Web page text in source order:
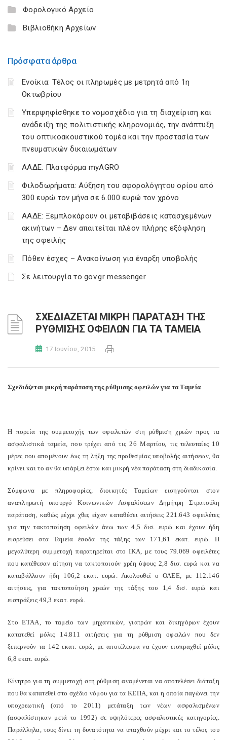
Φορολογικό Αρχείο
Βιβλιοθήκη Αρχείων
Πρόσφατα άρθρα
Ενοίκια: Τέλος οι πληρωμές με μετρητά από 1η
Οκτωβρίου
Υπερψηφίσθηκε το νομοσχέδιο για τη διαχείριση και
ανάδειξη της πολιτιστικής κληρονομιάς, την ανάπτυξη
του οπτικοακουστικού τομέα και την προστασία των
πνευματικών δικαιωμάτων
ΑΑΔΕ: Πλατφόρμα myAGRO
Φιλοδωρήματα: Αύξηση του αφορολόγητου ορίου από
300 ευρώ τον μήνα σε 6.000 ευρώ τον χρόνο
ΑΑΔΕ: Ξεμπλοκάρουν οι μεταβιβάσεις κατασχεμένων
ακινήτων – Δεν απαιτείται πλέον πλήρης εξόφληση
της οφειλής
Πόθεν έσχες – Ανακοίνωση για έναρξη υποβολής
Σε λειτουργία το gov.gr messenger
ΣΧΕΔΙΑΖΕΤΑΙ ΜΙΚΡΗ ΠΑΡΑΤΑΣΗ ΤΗΣ
ΡΥΘΜΙΣΗΣ ΟΦΕΙΛΩΝ ΓΙΑ ΤΑ ΤΑΜΕΙΑ
17 Ιουνίου, 2015
Σχεδιάζεται μικρή παράταση της ρύθμισης οφειλών για τα Ταμεία
Η πορεία της συμμετοχής των οφειλετών στη ρύθμιση χρεών προς τα
ασφαλιστικά ταμεία, που τρέχει από τις 26 Μαρτίου, τις τελευταίες 10
μέρες που απομένουν έως τη λήξη της προθεσμίας υποβολής αιτήσεων, θα
κρίνει και το αν θα υπάρξει έστω και μικρή νέα παράταση στη διαδικασία.
Σύμφωνα με πληροφορίες, διοικητές Ταμείων εισηγούνται στον
αναπληρωτή υπουργό Κοινωνικών Ασφαλίσεων Δημήτρη Στρατούλη
παράταση, καθώς μέχρι χθες είχαν καταθέσει αιτήσεις 221.643 οφειλέτες
για την τακτοποίηση οφειλών άνω των 4,5 δισ. ευρώ και έχουν ήδη
εισρεύσει στα Ταμεία έσοδα της τάξης των 171,61 εκατ. ευρώ. Η
μεγαλύτερη συμμετοχή παρατηρείται στο ΙΚΑ, με τους 79.069 οφειλέτες
που κατέθεσαν αίτηση να τακτοποιούν χρέη ύψους 2,8 δισ. ευρώ και να
καταβάλλουν ήδη 106,2 εκατ. ευρώ. Ακολουθεί ο ΟΑΕΕ, με 112.146
αιτήσεις, για τακτοποίηση χρεών της τάξης του 1,4 δισ. ευρώ και
εισπράξεις 49,3 εκατ. ευρώ.
Στο ΕΤΑΑ, το ταμείο των μηχανικών, γιατρών και δικηγόρων έχουν
κατατεθεί μόλις 14.811 αιτήσεις για τη ρύθμιση οφειλών που δεν
ξεπερνούν τα 142 εκατ. ευρώ, με αποτέλεσμα να έχουν εισπραχθεί μόλις
6,8 εκατ. ευρώ.
Κίνητρο για τη συμμετοχή στη ρύθμιση αναμένεται να αποτελέσει διάταξη
που θα κατατεθεί στο σχέδιο νόμου για τα ΚΕΠΑ, και η οποία παγώνει την
υποχρεωτική (από το 2011) μετάταξη των νέων ασφαλισμένων
(ασφαλίστηκαν μετά το 1992) σε υψηλότερες ασφαλιστικές κατηγορίες.
Παράλληλα, τους δίνει τη δυνατότητα να υπαχθούν μέχρι και το τέλος του